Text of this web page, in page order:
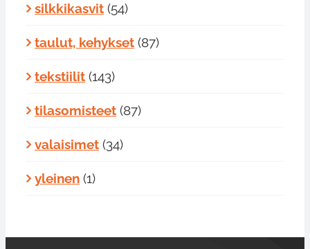
silkkikasvit (54)
taulut, kehykset (87)
tekstiilit (143)
tilasomisteet (87)
valaisimet (34)
yleinen (1)